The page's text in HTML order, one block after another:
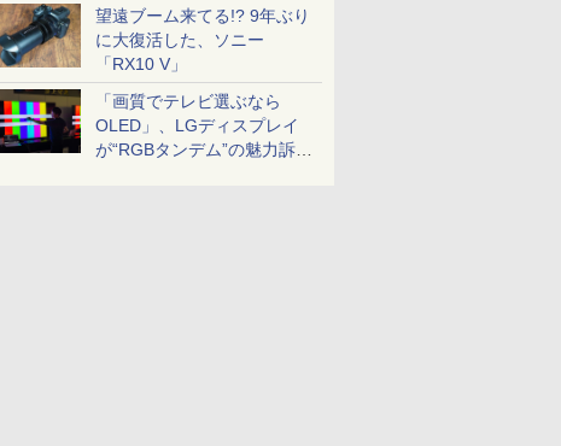
望遠ブーム来てる!? 9年ぶり
に大復活した、ソニー
「RX10 V」
「画質でテレビ選ぶなら
OLED」、LGディスプレイ
が“RGBタンデム”の魅力訴